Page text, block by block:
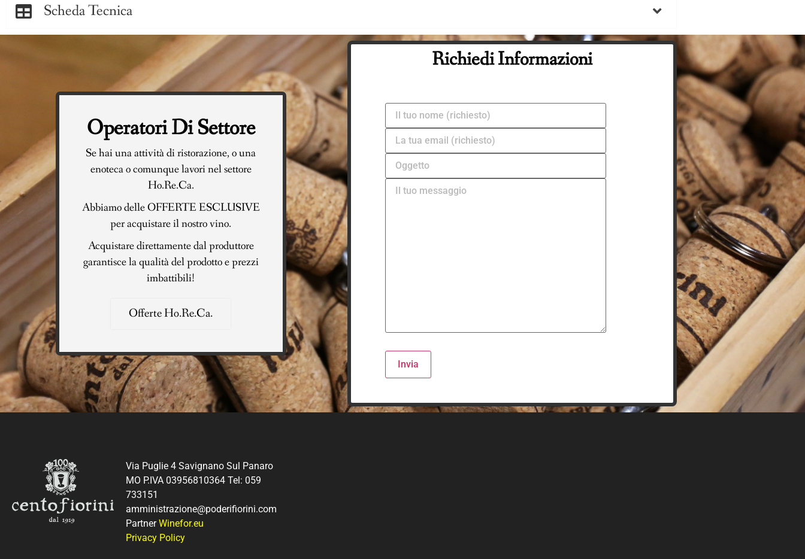
Scheda Tecnica
Operatori Di Settore
Se hai una attività di ristorazione, o una
enoteca o comunque lavori nel settore
Ho.Re.Ca.
Abbiamo delle OFFERTE ESCLUSIVE
per acquistare il nostro vino.
Acquistare direttamente dal produttore
garantisce la qualità del prodotto e prezzi
imbattibili!
Offerte Ho.Re.Ca.
Richiedi Informazioni
Via Puglie 4 Savignano Sul Panaro
MO P.IVA 03956810364 Tel: 059
733151
amministrazione@poderifiorini.com
PartnerWinefor.eu
Privacy Policy